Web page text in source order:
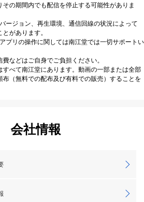
その期間内でも配信を停止する可能性がありま
ージョン、再生環境、通信回線の状況によって
があります。
プリの操作に関しては南江堂では一切サポートい
などはご自身でご負担ください。
すべて南江堂にあります。動画の一部または全部
布（無料での配布及び有料での販売）することを
会社情報